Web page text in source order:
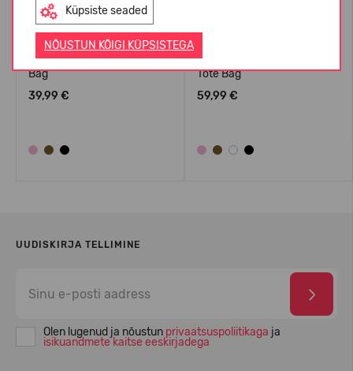
Küpsiste seaded
NÕUSTUN KÕIGI KÜPSISTEGA
Crocs™ Classic Small Tote
Bag
39,99 €
Crocs™ Classic Medium
Tote Bag
59,99 €
UUDISKIRJA TELLIMINE
Olen lugenud ja nõustun privaatsuspoliitikaga ja
isikuandmete kaitse eeskirjadega